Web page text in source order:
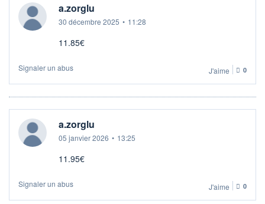
a.zorglu
30 décembre 2025 • 11:28
11.85€
Signaler un abus J'aime 0
a.zorglu
05 janvier 2026 • 13:25
11.95€
Signaler un abus J'aime 0